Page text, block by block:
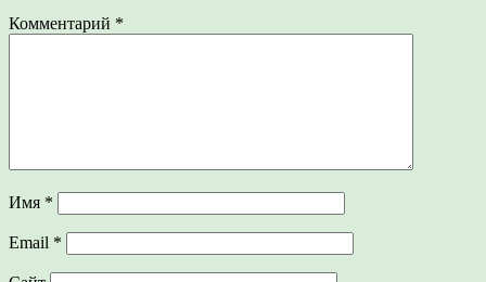
Комментарий *
Имя *
Email *